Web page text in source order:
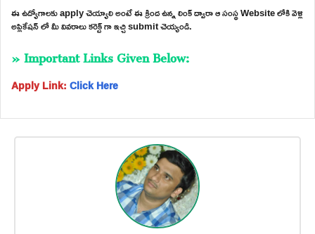
ఈ ఉద్యోగాలకు apply చెయ్యాలి అంటే ఈ క్రింద ఉన్న లింక్ ద్వారా ఆ సంస్థ Website లోకి వెళ్లి
అప్లికేషన్ లో మీ వివరాలు కరెక్ట్ గా ఇచ్చి submit చెయ్యండి.
» Important Links Given Below:
Apply Link:Click Here